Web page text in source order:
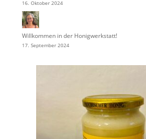
16. Oktober 2024
Willkommen in der Honigwerkstatt!
17. September 2024